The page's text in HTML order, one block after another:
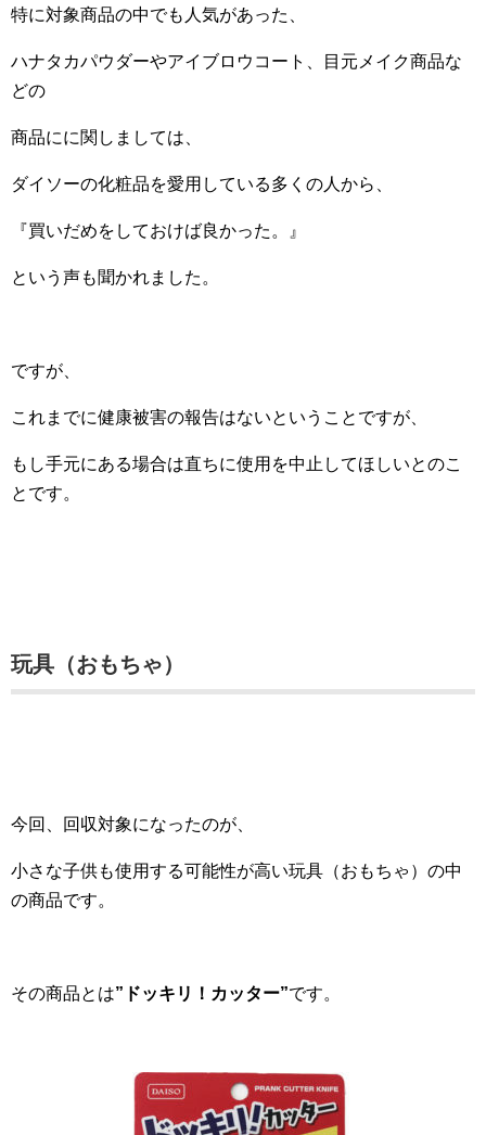
特に対象商品の中でも人気があった、
ハナタカパウダーやアイブロウコート、目元メイク商品な
どの
商品にに関しましては、
ダイソーの化粧品を愛用している多くの人から、
『買いだめをしておけば良かった。』
という声も聞かれました。
ですが、
これまでに健康被害の報告はないということですが、
もし手元にある場合は直ちに使用を中止してほしいとのこ
とです。
玩具（おもちゃ）
今回、回収対象になったのが、
小さな子供も使用する可能性が高い玩具（おもちゃ）の中
の商品です。
その商品とは”ドッキリ！カッター”です。